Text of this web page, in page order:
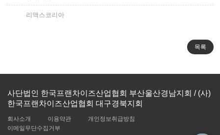
리맥스코리아
사단법인 한국프랜차이즈산업협회 부산울산경남지회 / (사)
한국프랜차이즈산업협회 대구경북지회
회사소개 이용약관
개인정보취급방침
이메일무단수집거부